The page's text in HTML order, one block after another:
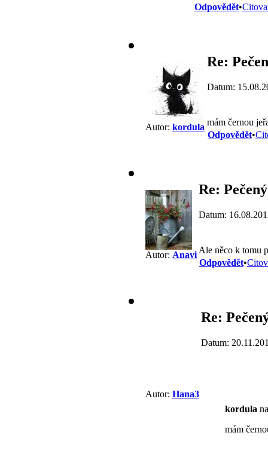
Odpovědět•
Autor: kordula
Re:
Datum:
mám černou
Odpovědět•
Autor: Anavi
Re:
Datum:
Ale něco k tomu
Odpovědět•
Autor: Hana3
Re:
Datum:
kordula
mám